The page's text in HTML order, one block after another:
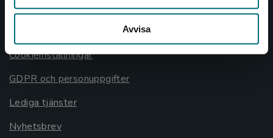
Avvisa
Om oss
Cookieinställningar
GDPR och personuppgifter
Lediga tjänster
Nyhetsbrev